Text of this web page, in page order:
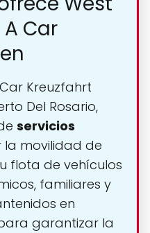
Car
Kreuzfahrt
Del Rosario,
servicios
movilidad de
flota de vehículos
familiares y
en
garantizar la